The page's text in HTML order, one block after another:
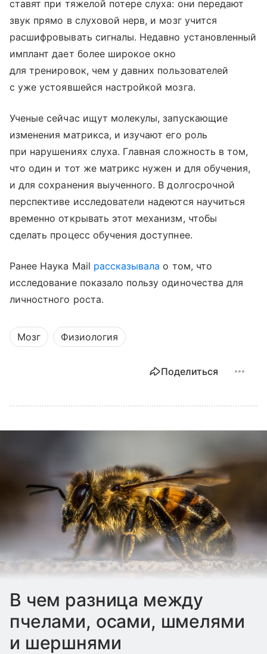
ставят при тяжелой потере слуха: они передают
звук прямо в слуховой нерв, и мозг учится
расшифровывать сигналы. Недавно установленный
имплант дает более широкое окно
для тренировок, чем у давних пользователей
с уже устоявшейся настройкой мозга.
Ученые сейчас ищут молекулы, запускающие
изменения матрикса, и изучают его роль
при нарушениях слуха. Главная сложность в том,
что один и тот же матрикс нужен и для обучения,
и для сохранения выученного. В долгосрочной
перспективе исследователи надеются научиться
временно открывать этот механизм, чтобы
сделать процесс обучения доступнее.
Ранее Наука Mail рассказывала о том, что
исследование показало пользу одиночества для
личностного роста.
Мозг Физиология
Поделиться
В чем разница между
пчелами, осами, шмелями
и шершнями